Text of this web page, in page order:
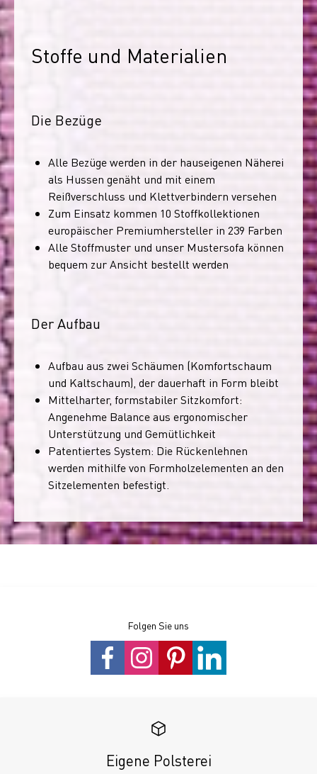
Stoffe und Materialien
Die Bezüge
Alle Bezüge werden in der hauseigenen Näherei
als Hussen genäht und mit einem
Reißverschluss und Klettverbindern versehen
Zum Einsatz kommen 10 Stoffkollektionen
europäischer Premiumhersteller in 239 Farben
Alle Stoffmuster und unser Mustersofa können
bequem zur Ansicht bestellt werden
Der Aufbau
Aufbau aus zwei Schäumen (Komfortschaum
und Kaltschaum), der dauerhaft in Form bleibt
Mittelharter, formstabiler Sitzkomfort:
Angenehme Balance aus ergonomischer
Unterstützung und Gemütlichkeit
Patentiertes System: Die Rückenlehnen
werden mithilfe von Formholzelementen an den
Sitzelementen befestigt.
Folgen Sie uns
Eigene Polsterei